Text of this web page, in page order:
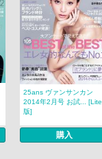
25ans ヴァンサンカン
2014年2月号 お試... [Lite
版]
購入